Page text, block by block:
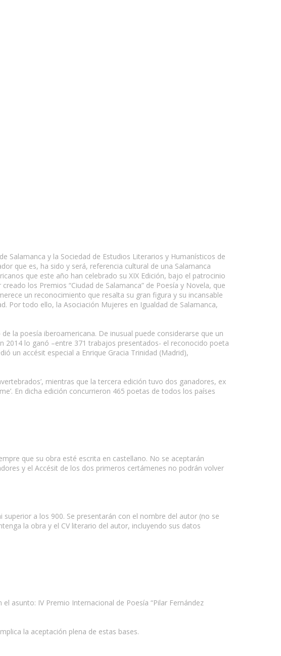
Salamanca y la Sociedad de Estudios Literarios y Humanísticos de
que es, ha sido y será, referencia cultural de una Salamanca
que este año han celebrado su XIX Edición, bajo el patrocinio
los Premios “Ciudad de Salamanca” de Poesía y Novela, que
un reconocimiento que resalta su gran figura y su incansable
Por todo ello, la Asociación Mujeres en Igualdad de Salamanca,
la poesía iberoamericana. De inusual puede considerarse que un
2014 lo ganó –entre 371 trabajos presentados- el reconocido poeta
un accésit especial a Enrique Gracia Trinidad (Madrid),
mientras que la tercera edición tuvo dos ganadores, ex
En dicha edición concurrieron 465 poetas de todos los países
que su obra esté escrita en castellano. No se aceptarán
y el Accésit de los dos primeros certámenes no podrán volver
a los 900. Se presentarán con el nombre del autor (no se
la obra y el CV literario del autor, incluyendo sus datos
el asunto: IV Premio Internacional de Poesía “Pilar Fernández
la aceptación plena de estas bases.